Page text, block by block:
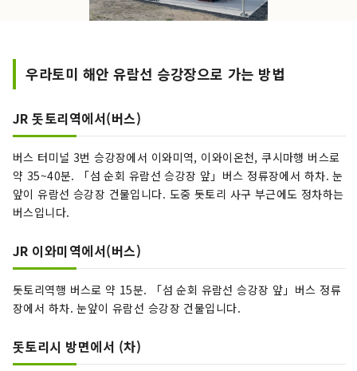
우라토미 해안 유람선 승강장으로 가는 방법
JR 돗토리역에서(버스)
버스 터미널 3번 승강장에서 이와미역, 이와이온천, 쿠시마행 버스로
약 35~40분. 「섬 순회 유람선 승강장 앞」버스 정류장에서 하차. 눈
앞이 유람선 승강장 건물입니다. 도중 돗토리 사구 부근에도 정차하는
버스입니다.
JR 이와미역에서(버스)
돗토리역행 버스로 약 15분. 「섬 순회 유람선 승강장 앞」버스 정류
장에서 하차. 눈앞이 유람선 승강장 건물입니다.
돗토리시 방면에서 (차)